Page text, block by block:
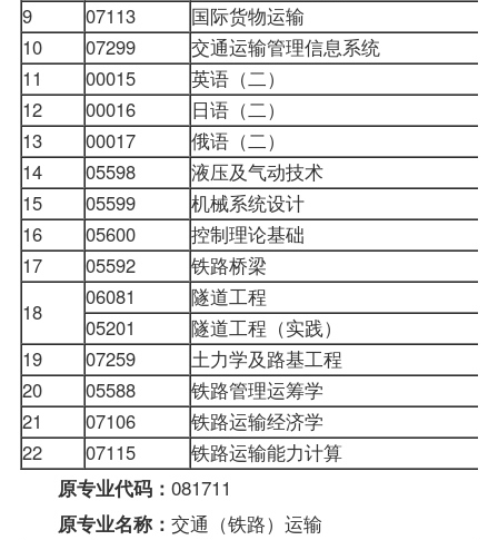
9
07113
国际货物运输
10
07299 交通运输管理信息系统
11
00015
英语（二）
12
00016
日语（二）
13
00017
俄语（二）
14
05598
液压及气动技术
15
05599
机械系统设计
16
05600
控制理论基础
17
05592
铁路桥梁
18
06081
隧道工程
05201
隧道工程（实践）
19
07259
土力学及路基工程
20
05588
铁路管理运筹学
21
07106
铁路运输经济学
22
07115
铁路运输能力计算
原专业代码： 081711
原专业名称： 交通（铁路）运输